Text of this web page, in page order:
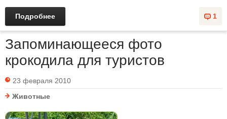
1
Подробнее
Запоминающееся фото
крокодила для туристов
23 февраля 2010
Животные